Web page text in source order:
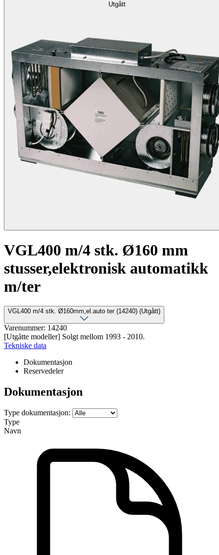
Utgått
VGL400 m/4 stk. Ø160 mm
stusser,elektronisk automatikk
m/ter
VGL400 m/4 stk. Ø160mm,el.auto ter (14240) (Utgått)
Varenummer: 14240
[Utgåtte modeller] Solgt mellom 1993 - 2010.
Tekniske data
Dokumentasjon
Reservedeler
Dokumentasjon
Type dokumentasjon:
Type
Navn